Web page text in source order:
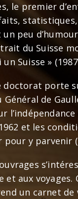
le premier
statistiques,
un peu
du Suisse
Suisse »
doctorat porte
Général de
l’indépendance
et les
y parvenir
et aux voyages.
un carnet de